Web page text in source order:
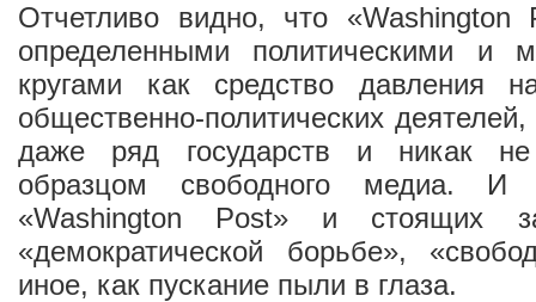
Отчетливо видно, что «Washington
определенными политическими и
кругами как средство давления
общественно-политических
даже ряд государств и никак не
образцом свободного медиа. И
«Washington Post» и стоящих
«демократической борьбе»,
иное, как пускание пыли в глаза.